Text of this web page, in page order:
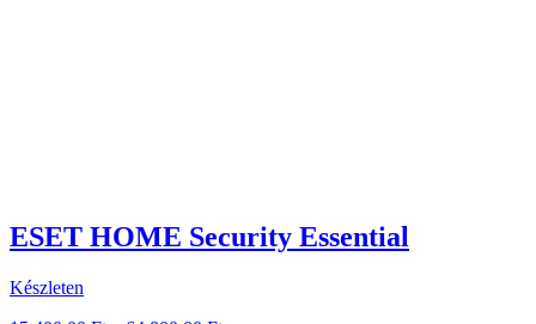
ESET HOME Security Essential
Készleten